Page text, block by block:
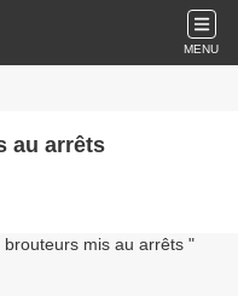
MENU
au arrêts